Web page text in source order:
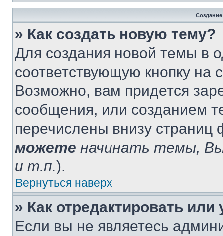
» Как создать новую тему?
Для создания новой темы в
соответствующую кнопку
Возможно, вам придется
сообщения, или созданием
перечислены внизу
можете начинать темы,
и т.п.).
Вернуться наверх
» Как отредактировать
Если вы не являетесь